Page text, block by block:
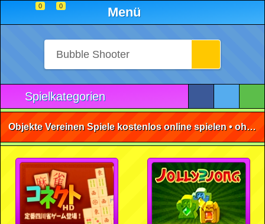
0 0 Menü
Spielkategorien
Objekte Vereinen Spiele kostenlos online spielen • ohne Anmeldung 🕹️